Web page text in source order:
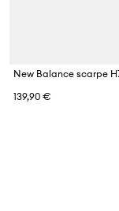
New Balance scarpe
139,90 €